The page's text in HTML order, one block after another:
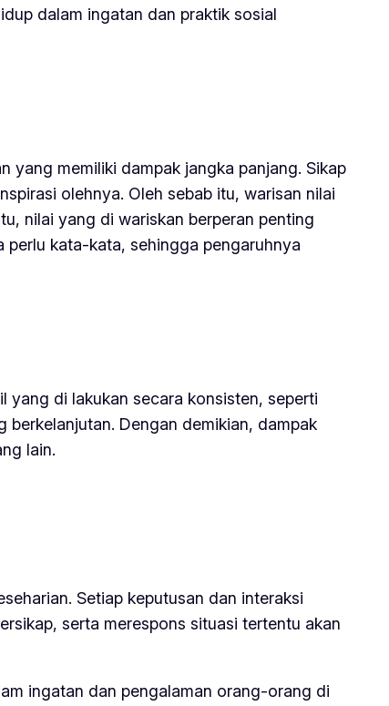
dalam ingatan dan praktik sosial
yang memiliki dampak jangka panjang. Sikap
olehnya. Oleh sebab itu, warisan nilai
nilai yang di wariskan berperan penting
perlu kata-kata, sehingga pengaruhnya
yang di lakukan secara konsisten, seperti
Dengan demikian, dampak
lain.
Setiap keputusan dan interaksi
serta merespons situasi tertentu akan
ingatan dan pengalaman orang-orang di